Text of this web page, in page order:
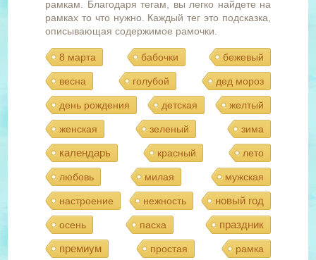
рамкам. Благодаря тегам, вы легко найдете на
рамках то что нужно. Каждый тег это подсказка,
описывающая содержимое рамочки.
8 марта бабочки бежевый
весна голубой дед мороз
день рождения детская желтый
женская зеленый зима
календарь красный лето
любовь милая мужская
настроение нежность новый год
осень пасха
праздник
премиум
простая рамка